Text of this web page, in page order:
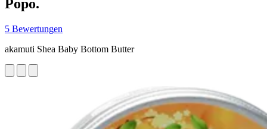
Popo.
5 Bewertungen
akamuti Shea Baby Bottom Butter